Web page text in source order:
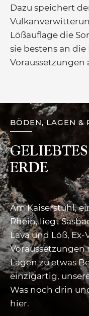
Dazu speichert
Lößauflage die
sie bestens an die
Voraussetzungen
BÖDEN, LAGEN &
ERDE
Am Kaiserstuhl,
Rhein, liegt
Lava und Löß,
Voraussetzungen
Lagen zu etwas
einzigartig,
Was noch drin
hier.